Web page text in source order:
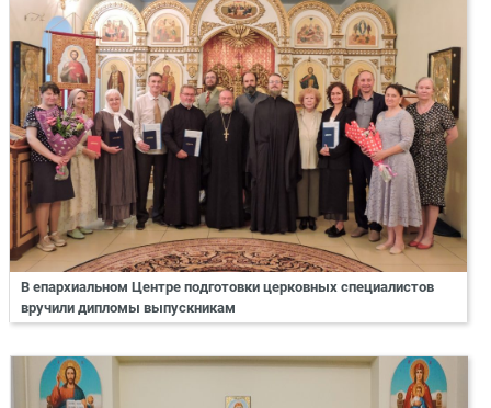
В епархиальном Центре подготовки церковных специалистов
вручили дипломы выпускникам